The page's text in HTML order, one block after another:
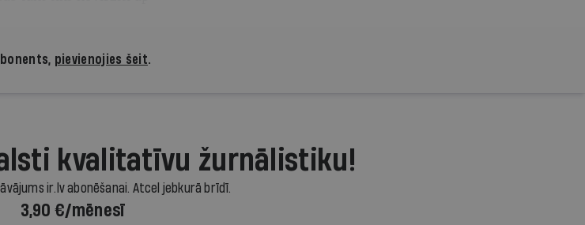
pievienojies šeit.
kvalitatīvu žurnālistiku!
ir.lv abonēšanai. Atcel jebkurā brīdī.
3,90 €/mēnesī